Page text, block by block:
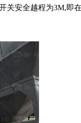
安全越程为3M,即